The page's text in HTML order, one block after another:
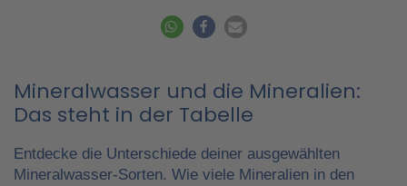
Mineralwasser und die Mineralien:
Das steht in der Tabelle
Entdecke die Unterschiede deiner ausgewählten
Mineralwasser-Sorten. Wie viele Mineralien in den